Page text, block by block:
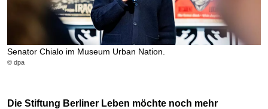
Senator Chialo im Museum Urban Nation.
© dpa
Die Stiftung Berliner Leben möchte noch mehr